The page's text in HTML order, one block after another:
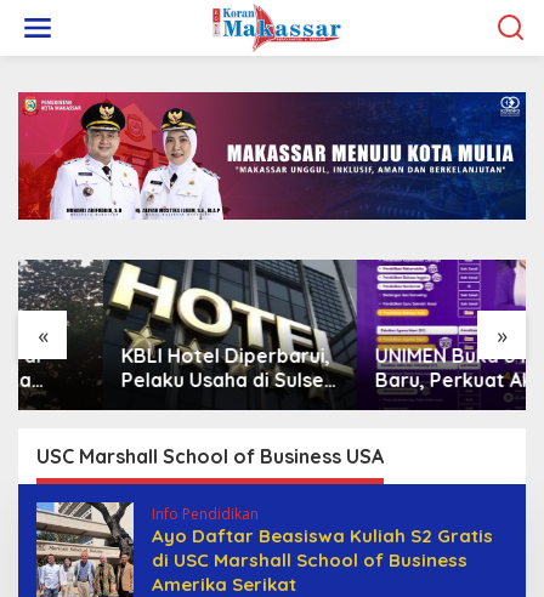
w
« »
KBLI Hotel Diperbarui,
Pelaku Usaha di Sulsel
Diminta Segera
UNIMEN Buka 8 Prodi
Baru, Perkuat Akses
Pendidikan Tinggi dan
USC Marshall School of Business USA
Info Pendidikan
Ayo Daftar Beasiswa Kuliah S2 Gratis
di USC Marshall School of Business
Amerika Serikat